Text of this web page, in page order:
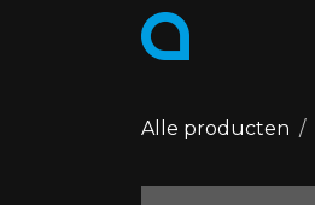
Overslaan naar inhoud
Alle producten